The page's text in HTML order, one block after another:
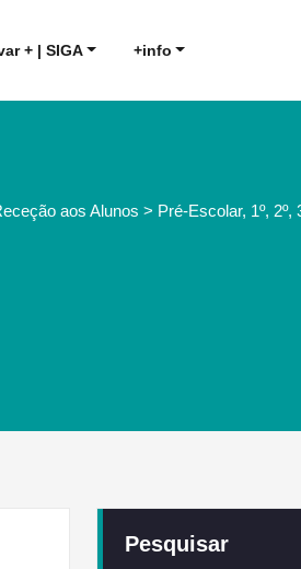
+ | SIGA +info
aos Alunos > Pré-Escolar, 1º, 2º,
Pesquisar